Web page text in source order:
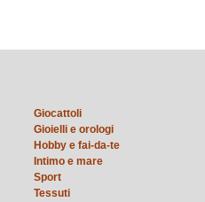
Giocattoli
Gioielli e orologi
Hobby e fai-da-te
Intimo e mare
Sport
Tessuti